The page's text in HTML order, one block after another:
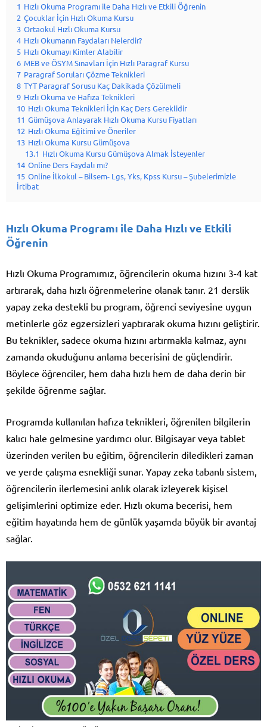
1 Hızlı Okuma Programı ile Daha Hızlı ve Etkili Öğrenin
2 Çocuklar İçin Hızlı Okuma Kursu
3 Ortaokul Hızlı Okuma Kursu
4 Hızlı Okumanın Faydaları Nelerdir?
5 Hızlı Okumayı Kimler Alabilir
6 MEB ve ÖSYM Sınavları İçin Hızlı Paragraf Kursu
7 Paragraf Soruları Çözme Teknikleri
8 TYT Paragraf Sorusu Kaç Dakikada Çözülmeli
9 Hızlı Okuma ve Hafıza Teknikleri
10 Hızlı Okuma Teknikleri İçin Kaç Ders Gereklidir
11 Gümüşova Anlayarak Hızlı Okuma Kursu Fiyatları
12 Hızlı Okuma Eğitimi ve Öneriler
13 Hızlı Okuma Kursu Gümüşova
13.1 Hızlı Okuma Kursu Gümüşova Almak İsteyenler
14 Online Ders Faydalı mı?
15 Online İlkokul – Bilsem- Lgs, Yks, Kpss Kursu – Şubelerimizle
İrtibat
Hızlı Okuma Programı ile Daha Hızlı ve Etkili
Öğrenin
Hızlı Okuma Programımız, öğrencilerin okuma hızını 3-4 kat
artırarak, daha hızlı öğrenmelerine olanak tanır. 21 derslik
yapay zeka destekli bu program, öğrenci seviyesine uygun
metinlerle göz egzersizleri yaptırarak okuma hızını geliştirir.
Bu teknikler, sadece okuma hızını artırmakla kalmaz, aynı
zamanda okuduğunu anlama becerisini de güçlendirir.
Böylece öğrenciler, hem daha hızlı hem de daha derin bir
şekilde öğrenme sağlar.
Programda kullanılan hafıza teknikleri, öğrenilen bilgilerin
kalıcı hale gelmesine yardımcı olur. Bilgisayar veya tablet
üzerinden verilen bu eğitim, öğrencilerin diledikleri zaman
ve yerde çalışma esnekliği sunar. Yapay zeka tabanlı sistem,
öğrencilerin ilerlemesini anlık olarak izleyerek kişisel
gelişimlerini optimize eder. Hızlı okuma becerisi, hem
eğitim hayatında hem de günlük yaşamda büyük bir avantaj
sağlar.